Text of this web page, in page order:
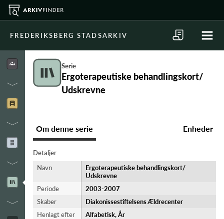
FREDERIKSBERG STADSARKIV
Serie
Ergoterapeutiske behandlingskort/
Udskrevne
Om denne serie Enheder
Detaljer
Navn
Ergoterapeutiske behandlingskort/
Udskrevne
Periode
2003-​2007
Skaber
Diakonissestiftelsens Ældrecenter
Henlagt efter
Alfabetisk, År